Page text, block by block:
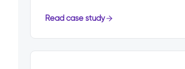
Read case study